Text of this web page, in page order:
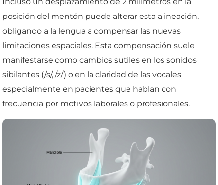
posición del mentón puede alterar esta alineación,
obligando a la lengua a compensar las nuevas
limitaciones espaciales. Esta compensación suele
manifestarse como cambios sutiles en los sonidos
sibilantes (/s/, /z/) o en la claridad de las vocales,
especialmente en pacientes que hablan con
frecuencia por motivos laborales o profesionales.